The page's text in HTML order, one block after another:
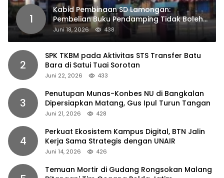
1
Kabid Pembinaan SD Lamongan:
Pembelian Buku Pendamping Tidak Boleh
Dipaksakan
Juni 18, 2026 438
2
SPK TKBM pada Aktivitas STS Transfer Batu
Bara di Satui Tuai Sorotan
Juni 22, 2026 433
3
Penutupan Munas-Konbes NU di Bangkalan
Dipersiapkan Matang, Gus Ipul Turun Tangan
Juni 21, 2026 428
4
Perkuat Ekosistem Kampus Digital, BTN Jalin
Kerja Sama Strategis dengan UNAIR
Juni 14, 2026 426
Temuan Mortir di Gudang Rongsokan Malang